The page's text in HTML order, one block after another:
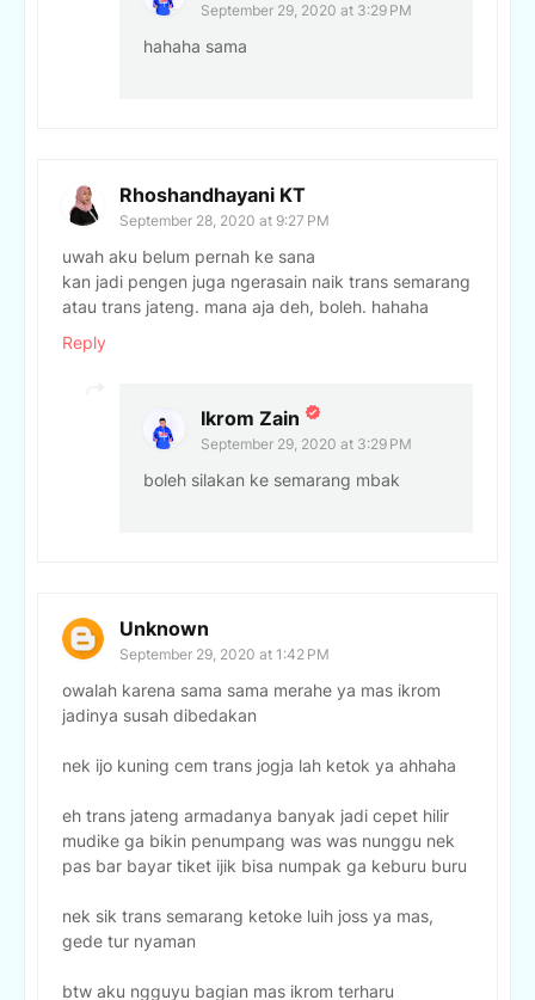
September 29, 2020 at 3:29 PM
hahaha sama
Rhoshandhayani KT
September 28, 2020 at 9:27 PM
uwah aku belum pernah ke sana
kan jadi pengen juga ngerasain naik trans semarang
atau trans jateng. mana aja deh, boleh. hahaha
Reply
Ikrom Zain
September 29, 2020 at 3:29 PM
boleh silakan ke semarang mbak
Unknown
September 29, 2020 at 1:42 PM
owalah karena sama sama merahe ya mas ikrom
jadinya susah dibedakan
nek ijo kuning cem trans jogja lah ketok ya ahhaha
eh trans jateng armadanya banyak jadi cepet hilir
mudike ga bikin penumpang was was nunggu nek
pas bar bayar tiket ijik bisa numpak ga keburu buru
nek sik trans semarang ketoke luih joss ya mas,
gede tur nyaman
btw aku ngguyu bagian mas ikrom terharu